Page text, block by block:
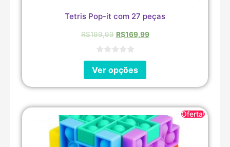
Tetris Pop-it com 27 peças
R$199,99 R$169,99
Ver opções
Oferta!